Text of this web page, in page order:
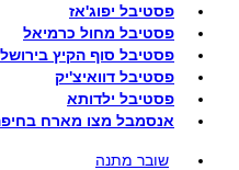
פסטיבל יפוג'אז
פסטיבל מחול כרמיאל
פסטיבל סוף הקיץ
פסטיבל דוואיצ'יק
פסטיבל ילדותא
אנסמבל מצו מארח
שובר מתנה